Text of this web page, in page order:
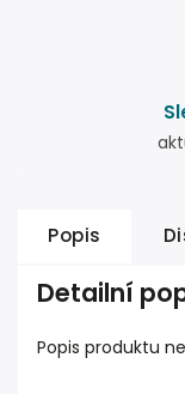
Popis
Detailní
Popis produktu